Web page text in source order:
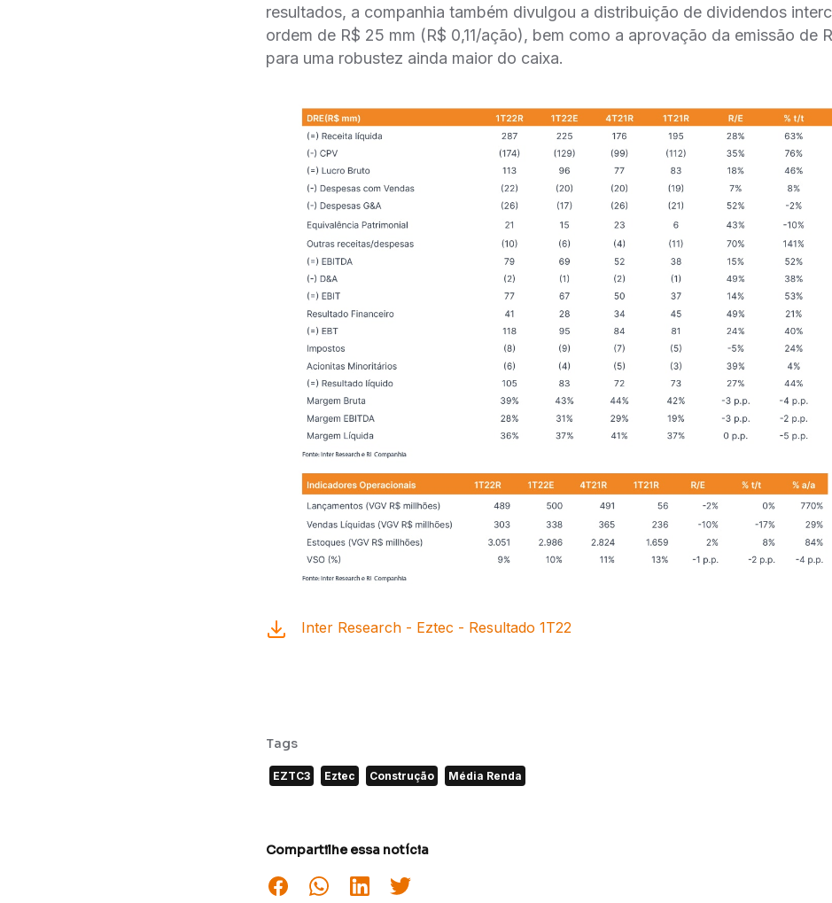
resultados, a companhia também divulgou a distribuição de dividendos
ordem de R$ 25 mm (R$ 0,11/ação), bem como a aprovação da emissão de
para uma robustez ainda maior do caixa.
Inter Research - Eztec - Resultado 1T22
Tags
EZTC3 Eztec Construção Média Renda
Compartilhe essa notícia